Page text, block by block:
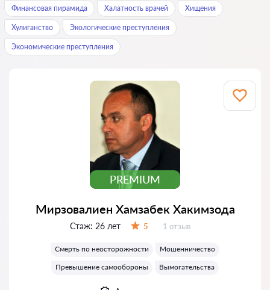
Финансовая пирамида Халатность врачей Хищения
Хулиганство Экологические преступления
Экономические преступления
PREMIUM
Мирзовалиен Хамзабек Хакимзода
Стаж: 26 лет 5 Отзывов:
1 отзыв
Смерть по неосторожности
Мошенничество
Превышение самообороны
Вымогательства